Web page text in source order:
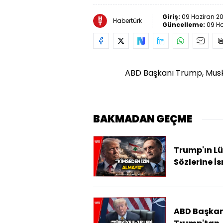
Habertürk Giriş: 09 Haziran
Güncelleme: 09
ABD Başkanı Trump,
BAKMADAN GEÇME
Trump'ın
Sözlerine
ABD